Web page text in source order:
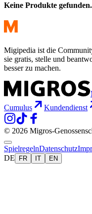
Keine Produkte gefunden.
Migipedia ist die
sie gratis, stelle und
besser zu machen.
Cumulus
Kundendienst
© 2026 Migros-
SpielregelnDatenschutz
DE
FR IT EN